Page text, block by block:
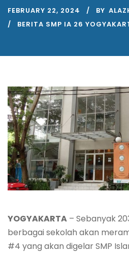
FEBRUARY 22, 2024 BY
BERITA SMP IA 26
YOGYAKARTA – Sebanyak
berbagai sekolah akan
#4 yang akan digelar SMP